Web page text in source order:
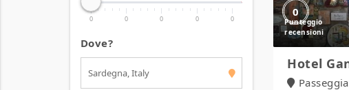
0 0 0 0 0
Dove?
0
Hotel